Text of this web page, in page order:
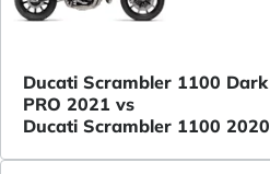
Ducati Scrambler 1100 Dark
PRO 2021 vs
Ducati Scrambler 1100 2020